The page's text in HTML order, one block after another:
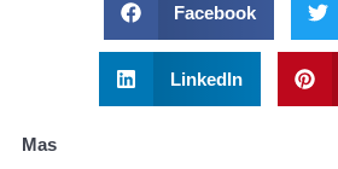
Facebook
LinkedIn
Mas